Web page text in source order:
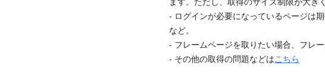
- ログインが必要になっているページは
など。
- フレームページを取りたい場合、フレ
- その他の取得の問題などはこちら